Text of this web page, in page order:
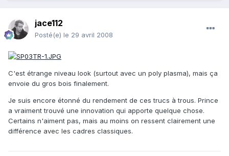
jace112
Posté(e) le 29 avril 2008
C'est étrange niveau look (surtout avec un poly plasma), mais ça
envoie du gros bois finalement.
Je suis encore étonné du rendement de ces trucs à trous. Prince
a vraiment trouvé une innovation qui apporte quelque chose.
Certains n'aiment pas, mais au moins on ressent clairement une
différence avec les cadres classiques.